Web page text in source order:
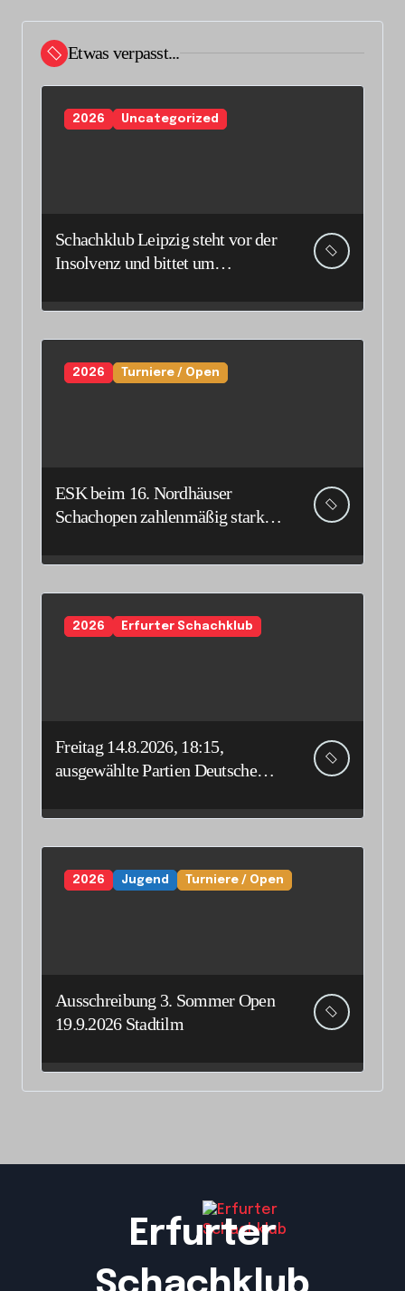
Etwas verpasst...
2026 Uncategorized
Schachklub Leipzig steht vor der
Insolvenz und bittet um
2026 Turniere / Open
ESK beim 16. Nordhäuser
Schachopen zahlenmäßig stark
2026 Erfurter Schachklub
Freitag 14.8.2026, 18:15,
ausgewählte Partien Deutsche
2026 Jugend Turniere / Open
Ausschreibung 3. Sommer Open
19.9.2026 Stadtilm
Erfurter